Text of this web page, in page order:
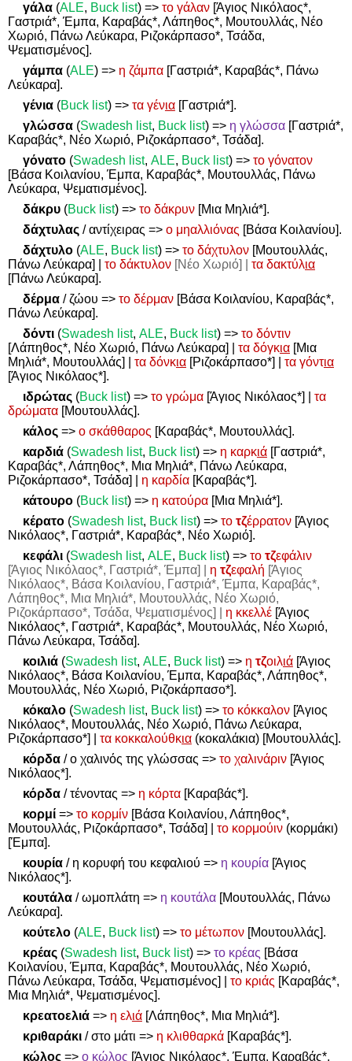
γάλα(ALE, Buck list)=> το γάλαν[Άγιος Νικόλαος*,
Γαστριά*, Έμπα, Καραβάς*, Λάπηθος*, Μουτουλλάς, Νέο
Χωριό, Πάνω Λεύκαρα, Ριζοκάρπασο*, Τσάδα,
Ψεματισμένος].
γάμπα(ALE)=> η ζάμπα[Γαστριά*, Καραβάς*, Πάνω
Λεύκαρα].
γένια(Buck list)=> τα γένια[Γαστριά*].
γλώσσα(Swadesh list, Buck list)=> η γλώσσα [Γαστριά*,
Καραβάς*, Νέο Χωριό, Ριζοκάρπασο*, Τσάδα].
γόνατο(Swadesh list, ALE, Buck list)=> το γόνατον
[Βάσα Κοιλανίου, Έμπα, Καραβάς*, Μουτουλλάς, Πάνω
Λεύκαρα, Ψεματισμένος].
δάκρυ(Buck list)=> το δάκρυν[Μια Μηλιά*].
δάχτυλας/ αντίχειρας => ο μηαλλιόνας [Βάσα Κοιλανίου].
δάχτυλο(ALE, Buck list)=> το δάχτυλον[Μουτουλλάς,
Πάνω Λεύκαρα] |
το δάκτυλον [Νέο Χωριό] | τα δακτύλια
[Πάνω Λεύκαρα].
δέρμα/ ζώου => το δέρμαν[Βάσα Κοιλανίου, Καραβάς*,
Πάνω Λεύκαρα].
δόντι(Swadesh list, ALE, Buck list)=> το δόντιν
[Λάπηθος*, Νέο Χωριό, Πάνω Λεύκαρα] | τα δόγκια [Μια
Μηλιά*, Μουτουλλάς] | τα δόνκια [Ριζοκάρπασο*] | τα γόντια
[Άγιος Νικόλαος*].
ιδρώτας(Buck list)=> το γρώμα[Άγιος Νικόλαος*] | τα
δρώματα [Μουτουλλάς].
κάλος=> ο σκάθθαρος [Καραβάς*, Μουτουλλάς].
καρδιά(Swadesh list, Buck list)=> η καρκιά [Γαστριά*,
Καραβάς*, Λάπηθος*, Μια Μηλιά*, Πάνω Λεύκαρα,
Ριζοκάρπασο*, Τσάδα] | η καρδία [Καραβάς*].
κάτουρο(Buck list)=> η κατούρα[Μια Μηλιά*].
κέρατο(Swadesh list, Buck list)=> το τζέρρατον[Άγιος
Νικόλαος*, Γαστριά*, Καραβάς*, Νέο Χωριό].
κεφάλι(Swadesh list, ALE, Buck list)=> τοτζεφάλιν
[Άγιος Νικόλαος*, Γαστριά*, Έμπα] |
η τζεφαλή [Άγιος
Νικόλαος*, Βάσα Κοιλανίου, Γαστριά*, Έμπα, Καραβάς*,
Λάπηθος*, Μια Μηλιά*, Μουτουλλάς, Νέο Χωριό,
Ριζοκάρπασο*, Τσάδα, Ψεματισμένος] |
η κκελλέ [Άγιος
Νικόλαος*, Γαστριά*, Καραβάς*, Μουτουλλάς, Νέο Χωριό,
Πάνω Λεύκαρα, Τσάδα].
κοιλιά(Swadesh list, ALE, Buck list)=> η τζοιλιά[Άγιος
Νικόλαος*, Βάσα Κοιλανίου, Έμπα, Καραβάς*, Λάπηθος*,
Μουτουλλάς, Νέο Χωριό, Ριζοκάρπασο*].
κόκαλο(Swadesh list, Buck list)=> το κόκκαλον [Άγιος
Νικόλαος*, Μουτουλλάς, Νέο Χωριό, Πάνω Λεύκαρα,
Ριζοκάρπασο*] | τα κοκκαλούθκια (κοκαλάκια) [Μουτουλλάς].
κόρδα / ο χαλινός της γλώσσας => το χαλινάριν [Άγιος
Νικόλαος*].
κόρδα/ τένοντας => η κόρτα [Καραβάς*].
κορμί=> το κορμίν [Βάσα Κοιλανίου, Λάπηθος*,
Μουτουλλάς, Ριζοκάρπασο*, Τσάδα] | το κορμούιν (κορμάκι)
[Έμπα].
κουρία/ η κορυφή του κεφαλιού => η κουρία [Άγιος
Νικόλαος*].
κουτάλα / ωμοπλάτη => η κουτάλα [Μουτουλλάς, Πάνω
Λεύκαρα].
κούτελο(ALE, Buck list)=> το μέτωπον[Μουτουλλάς].
κρέας(Swadesh list, Buck list)=> το κρέας [Βάσα
Κοιλανίου, Έμπα, Καραβάς*, Μουτουλλάς, Νέο Χωριό,
Πάνω Λεύκαρα, Τσάδα, Ψεματισμένος] | το κριάς [Καραβάς*,
Μια Μηλιά*, Ψεματισμένος].
κρεατοελιά=> η ελιά[Λάπηθος*, Μια Μηλιά*].
κριθαράκι/ στο μάτι => η κλιθθαρκά [Καραβάς*].
κώλος=> ο κώλος [Άγιος Νικόλαος*, Έμπα, Καραβάς*,